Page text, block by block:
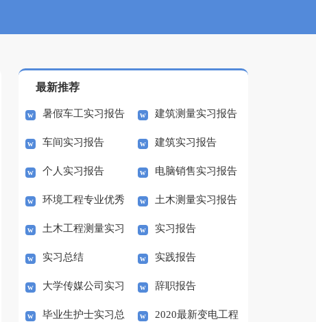
最新推荐
暑假车工实习报告 建筑测量实习报告
车间实习报告 建筑实习报告
个人实习报告 电脑销售实习报告
优秀
环境工程专业优秀
实习报告
土木测量实习报告
土木工程测量实习
报告最新
实习报告
实习总结 实践报告
大学传媒公司实习
总结
辞职报告
毕业生护士实习总 2020最新变电工程